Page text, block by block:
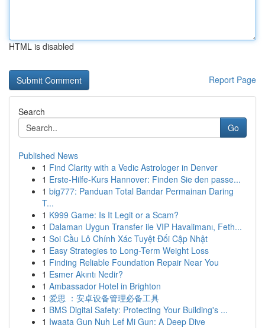
HTML is disabled
Report Page
Search
Go
Published News
1 Find Clarity with a Vedic Astrologer in Denver
1 Erste-Hilfe-Kurs Hannover: Finden Sie den passe...
1 big777: Panduan Total Bandar Permainan Daring
T...
1 K999 Game: Is It Legit or a Scam?
1 Dalaman Uygun Transfer ile VIP Havalimanı, Feth...
1 Soi Cầu Lô Chính Xác Tuyệt Đối Cập Nhật
1 Easy Strategies to Long-Term Weight Loss
1 Finding Reliable Foundation Repair Near You
1 Esmer Akıntı Nedir?
1 Ambassador Hotel in Brighton
1 爱思 ：安卓设备管理必备工具
1 BMS Digital Safety: Protecting Your Building's ...
1 Iwaata Gun Nuh Lef Mi Gun: A Deep Dive